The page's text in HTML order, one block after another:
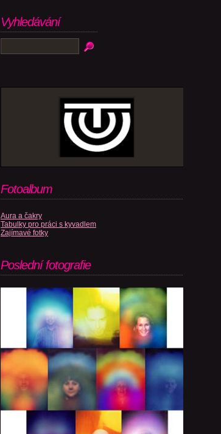
Vyhledávání
Fotoalbum
Aura a čakry
Tabulky pro práci s kyvadlem
Zajímavé fotky
Poslední fotografie